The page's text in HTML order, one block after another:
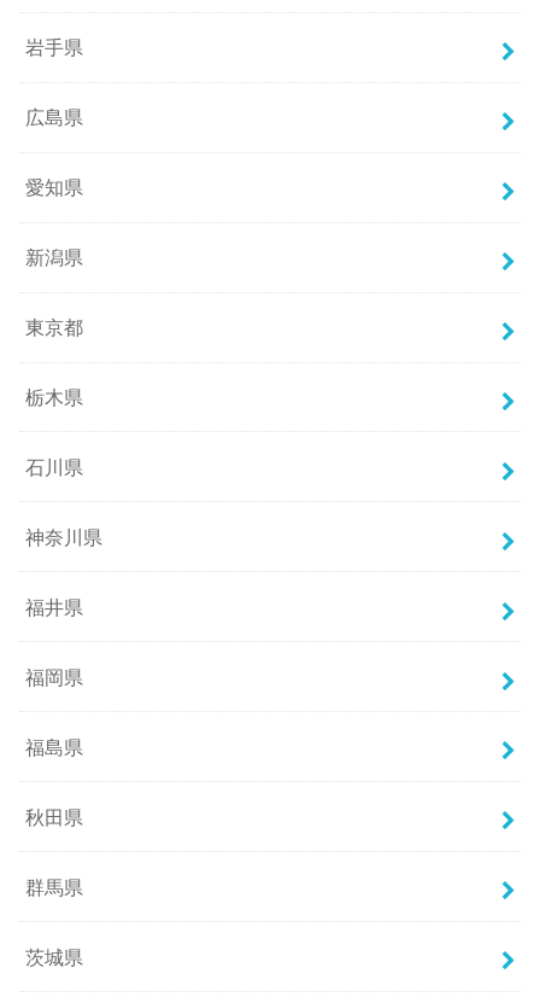
岩手県
広島県
愛知県
新潟県
東京都
栃木県
石川県
神奈川県
福井県
福岡県
福島県
秋田県
群馬県
茨城県